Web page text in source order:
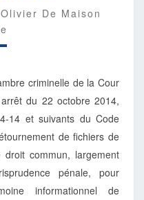
Olivier De Maison
criminelle de la Cour
du 22 octobre 2014,
14 et suivants du Code
de fichiers de
commun, largement
pénale, pour
informationnel de